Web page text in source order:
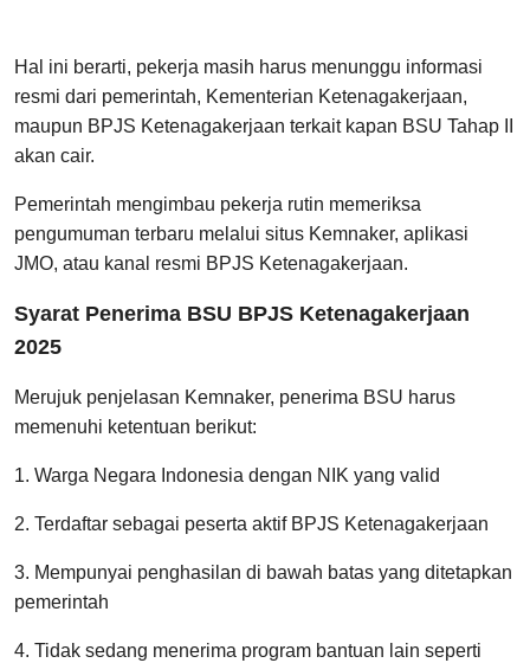
Hal ini berarti, pekerja masih harus menunggu informasi
resmi dari pemerintah, Kementerian Ketenagakerjaan,
maupun BPJS Ketenagakerjaan terkait kapan BSU Tahap II
akan cair.
Pemerintah mengimbau pekerja rutin memeriksa
pengumuman terbaru melalui situs Kemnaker, aplikasi
JMO, atau kanal resmi BPJS Ketenagakerjaan.
Syarat Penerima BSU BPJS Ketenagakerjaan
2025
Merujuk penjelasan Kemnaker, penerima BSU harus
memenuhi ketentuan berikut:
1. Warga Negara Indonesia dengan NIK yang valid
2. Terdaftar sebagai peserta aktif BPJS Ketenagakerjaan
3. Mempunyai penghasilan di bawah batas yang ditetapkan
pemerintah
4. Tidak sedang menerima program bantuan lain seperti